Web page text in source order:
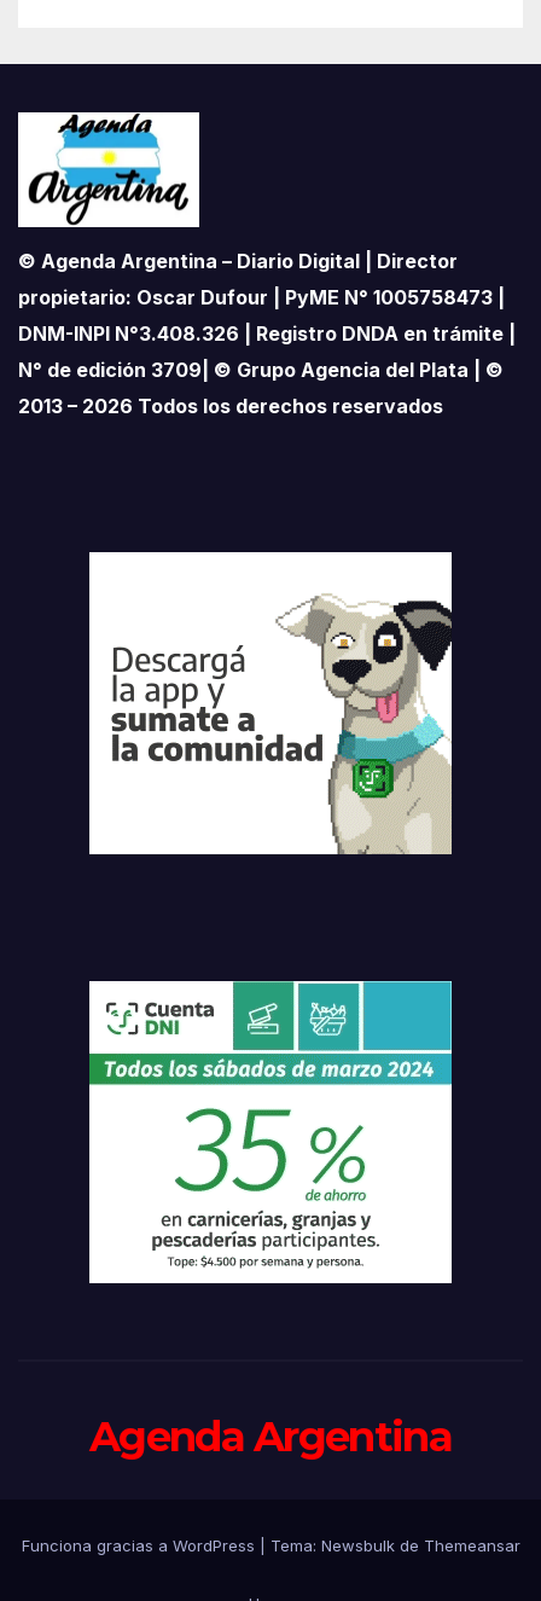
© Agenda Argentina – Diario Digital | Director
propietario: Oscar Dufour | PyME N° 1005758473 |
DNM-INPI N°3.408.326 | Registro DNDA en trámite |
N° de edición 3709| © Grupo Agencia del Plata | ©
2013 – 2026 Todos los derechos reservados
Agenda Argentina
Funciona gracias a WordPress Tema: Newsbulkde Themeansar